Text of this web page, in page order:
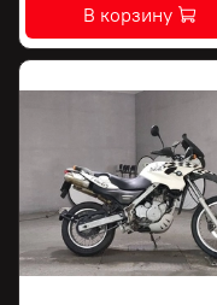
В корзину